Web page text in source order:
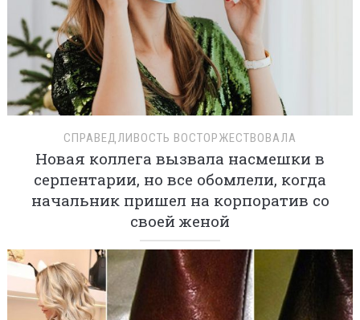
СПРАВЕДЛИВОСТЬ ВОСТОРЖЕСТВОВАЛА
Новая коллега вызвала насмешки в
серпентарии, но все обомлели, когда
начальник пришел на корпоратив со
своей женой